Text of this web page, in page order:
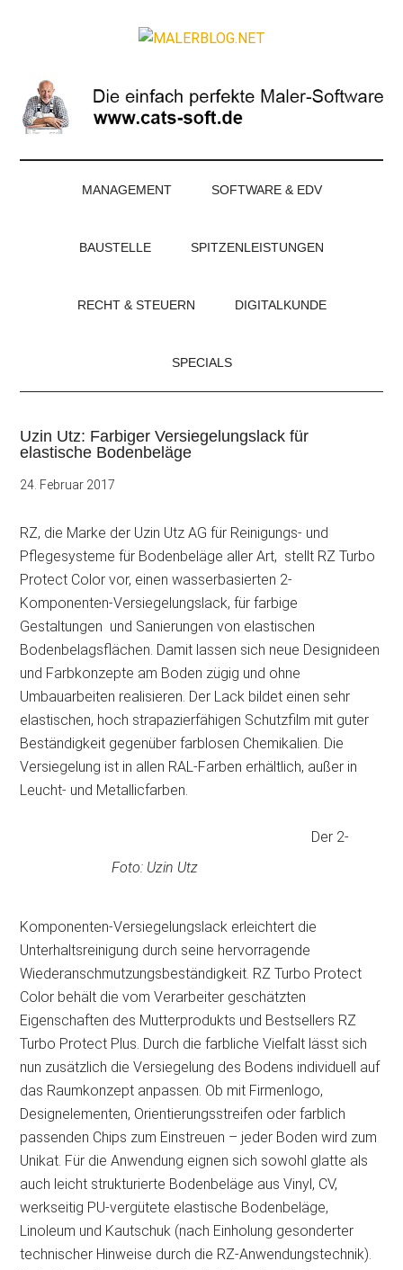
Magazin
für
Maler
und
MANAGEMENT SOFTWARE & EDV
BAUSTELLE SPITZENLEISTUNGEN
RECHT & STEUERN DIGITALKUNDE
SPECIALS
Uzin Utz: Farbiger Versiegelungslack für
elastische Bodenbeläge
24. Februar 2017
RZ, die Marke der Uzin Utz AG für Reinigungs- und
Pflegesysteme für Bodenbeläge aller Art, stellt RZ Turbo
Protect Color vor, einen wasserbasierten 2-
Komponenten-Versiegelungslack, für farbige
Gestaltungen und Sanierungen von elastischen
Bodenbelagsflächen. Damit lassen sich neue Designideen
und Farbkonzepte am Boden zügig und ohne
Umbauarbeiten realisieren. Der Lack bildet einen sehr
elastischen, hoch strapazierfähigen Schutzfilm mit guter
Beständigkeit gegenüber farblosen Chemikalien. Die
Versiegelung ist in allen RAL-Farben erhältlich, außer in
Leucht- und Metallicfarben.
Foto: Uzin Utz
Der 2-
Komponenten-Versiegelungslack erleichtert die
Unterhaltsreinigung durch seine hervorragende
Wiederanschmutzungsbeständigkeit. RZ Turbo Protect
Color behält die vom Verarbeiter geschätzten
Eigenschaften des Mutterprodukts und Bestsellers RZ
Turbo Protect Plus. Durch die farbliche Vielfalt lässt sich
nun zusätzlich die Versiegelung des Bodens individuell auf
das Raumkonzept anpassen. Ob mit Firmenlogo,
Designelementen, Orientierungsstreifen oder farblich
passenden Chips zum Einstreuen – jeder Boden wird zum
Unikat. Für die Anwendung eignen sich sowohl glatte als
auch leicht strukturierte Bodenbeläge aus Vinyl, CV,
werkseitig PU-vergütete elastische Bodenbeläge,
Linoleum und Kautschuk (nach Einholung gesonderter
technischer Hinweise durch die RZ-Anwendungstechnik).